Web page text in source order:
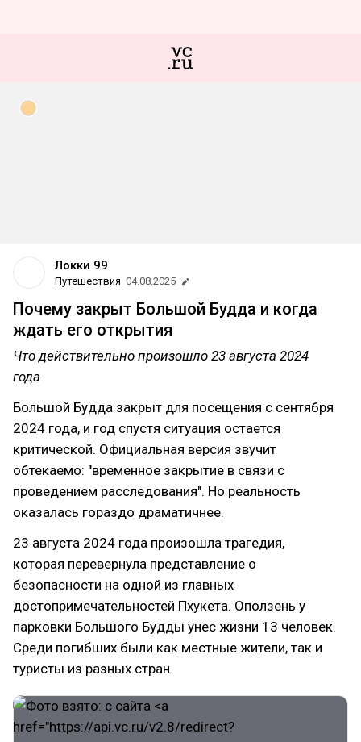
Локки 99
Путешествия 04.08.2025
Почему закрыт Большой Будда и когда
ждать его открытия
Что действительно произошло 23 августа 2024
года
Большой Будда закрыт для посещения с сентября
2024 года, и год спустя ситуация остается
критической. Официальная версия звучит
обтекаемо: "временное закрытие в связи с
проведением расследования". Но реальность
оказалась гораздо драматичнее.
23 августа 2024 года произошла трагедия,
которая перевернула представление о
безопасности на одной из главных
достопримечательностей Пхукета. Оползень у
парковки Большого Будды унес жизни 13 человек.
Среди погибших были как местные жители, так и
туристы из разных стран.